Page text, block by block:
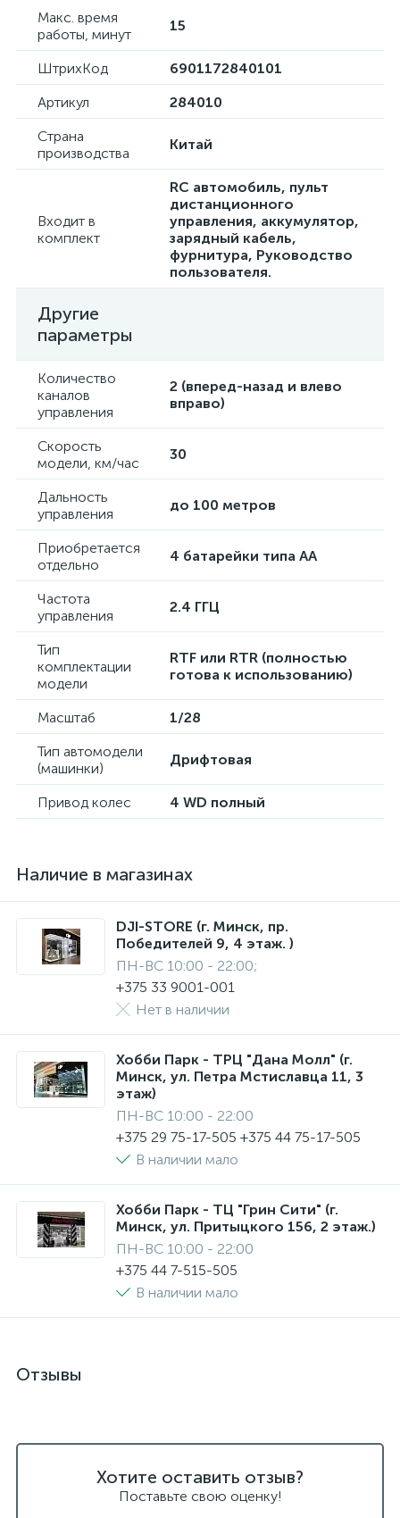
Макс. время
работы, минут
15
ШтрихКод
6901172840101
Артикул
284010
Страна
производства
Китай
Входит в
комплект
RC автомобиль, пульт
дистанционного
управления, аккумулятор,
зарядный кабель,
фурнитура, Руководство
пользователя.
Другие
параметры
Количество
каналов
управления
2 (вперед-назад и влево
вправо)
Скорость
модели, км/час
30
Дальность
управления
до 100 метров
Приобретается
отдельно
4 батарейки типа AA
Частота
управления
2.4 ГГЦ
Тип
комплектации
модели
RTF или RTR (полностью
готова к использованию)
Масштаб
1/28
Тип автомодели
(машинки)
Дрифтовая
Привод колес 4 WD полный
Наличие в магазинах
DJI-STORE (г. Минск, пр.
Победителей 9, 4 этаж. )
ПН-ВС 10:00 - 22:00;
+375 33 9001-001
Нет в наличии
Хобби Парк - ТРЦ "Дана Молл" (г.
Минск, ул. Петра Мстиславца 11, 3
этаж)
ПН-ВС 10:00 - 22:00
+375 29 75-17-505 +375 44 75-17-505
В наличии мало
Хобби Парк - ТЦ "Грин Сити" (г.
Минск, ул. Притыцкого 156, 2 этаж.)
ПН-ВС 10:00 - 22:00
+375 44 7-515-505
В наличии мало
Отзывы
Хотите оставить отзыв?
Поставьте свою оценку!